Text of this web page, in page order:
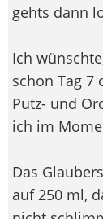
gehts dann
Ich
schon Tag 7
Putz- und
ich im
Das
auf 250 ml,